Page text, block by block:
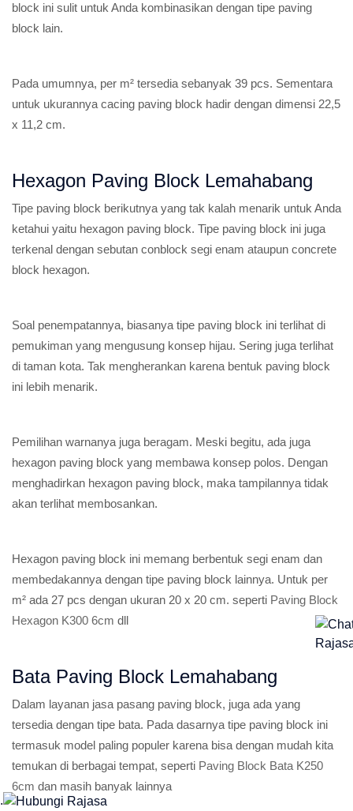
block ini sulit untuk Anda kombinasikan dengan tipe paving
block lain.
Pada umumnya, per m² tersedia sebanyak 39 pcs. Sementara
untuk ukurannya cacing paving block hadir dengan dimensi 22,5
x 11,2 cm.
Hexagon Paving Block Lemahabang
Tipe paving block berikutnya yang tak kalah menarik untuk Anda
ketahui yaitu hexagon paving block. Tipe paving block ini juga
terkenal dengan sebutan conblock segi enam ataupun concrete
block hexagon.
Soal penempatannya, biasanya tipe paving block ini terlihat di
pemukiman yang mengusung konsep hijau. Sering juga terlihat
di taman kota. Tak mengherankan karena bentuk paving block
ini lebih menarik.
Pemilihan warnanya juga beragam. Meski begitu, ada juga
hexagon paving block yang membawa konsep polos. Dengan
menghadirkan hexagon paving block, maka tampilannya tidak
akan terlihat membosankan.
Hexagon paving block ini memang berbentuk segi enam dan
membedakannya dengan tipe paving block lainnya. Untuk per
m² ada 27 pcs dengan ukuran 20 x 20 cm. seperti Paving Block
Hexagon K300 6cm dll
Bata Paving Block Lemahabang
Dalam layanan jasa pasang paving block, juga ada yang
tersedia dengan tipe bata. Pada dasarnya tipe paving block ini
termasuk model paling populer karena bisa dengan mudah kita
temukan di berbagai tempat, seperti Paving Block Bata K250
6cm dan masih banyak lainnya
.